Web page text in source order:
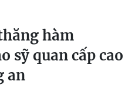
hàm
sỹ quan cấp cao
an